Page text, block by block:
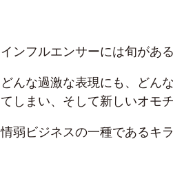
インフルエンサーには旬がある
どんな過激な表現にも、どん
てしまい、そして新しいオモ
情弱ビジネスの一種であるキ